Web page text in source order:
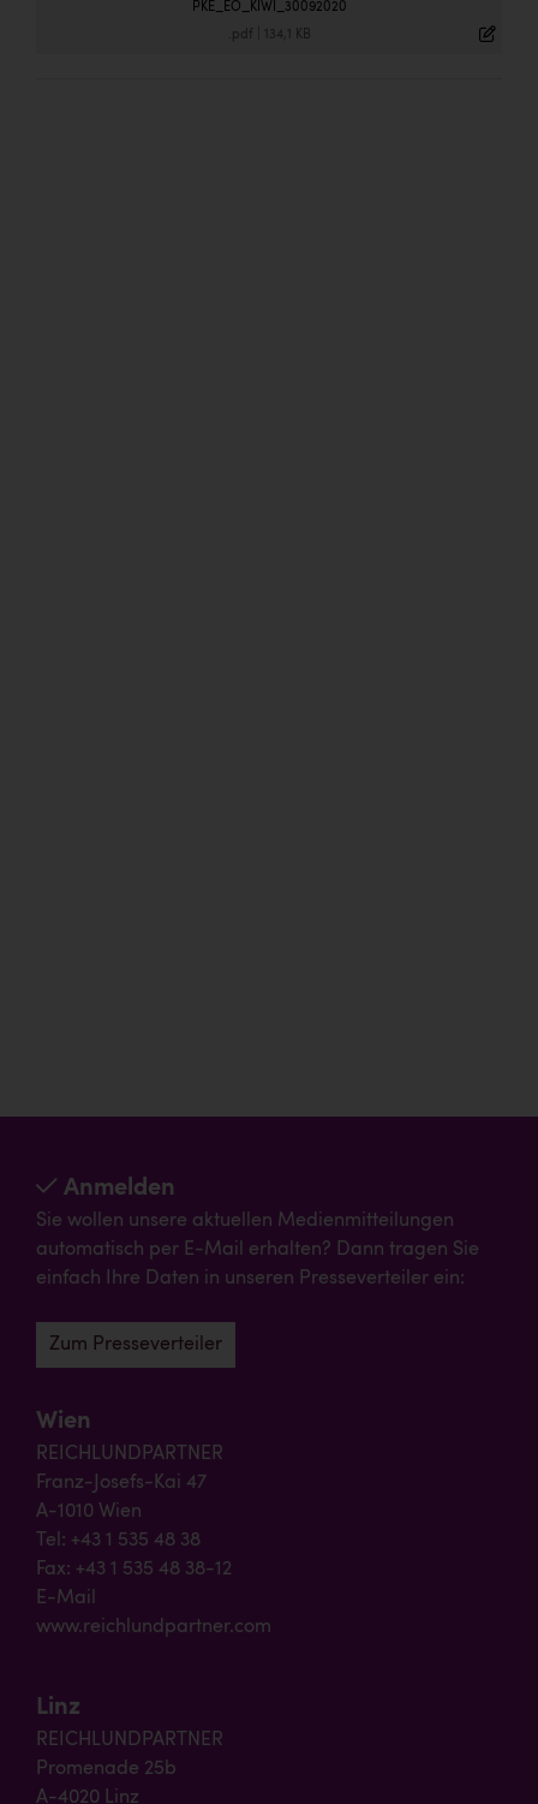
PKE_EÖ_KIWI_30092020
.pdf 134,1 KB
Anmelden
Sie wollen unsere aktuellen Medienmitteilungen
automatisch per E-Mail erhalten? Dann tragen Sie
einfach Ihre Daten in unseren Presseverteiler ein:
Zum Presseverteiler
Wien
REICHLUNDPARTNER
Franz-Josefs-Kai 47
A-1010 Wien
Tel: +43 1 535 48 38
Fax: +43 1 535 48 38-12
E-Mail
www.reichlundpartner.com
Linz
REICHLUNDPARTNER
Promenade 25b
A-4020 Linz